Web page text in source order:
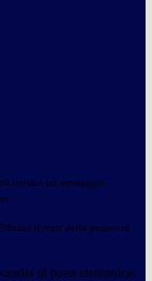
inviato un messaggio
il reset della password
di posta elettronica!